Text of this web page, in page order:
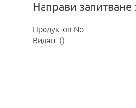
Направи запитване
Продуктов No:
Видян: ()